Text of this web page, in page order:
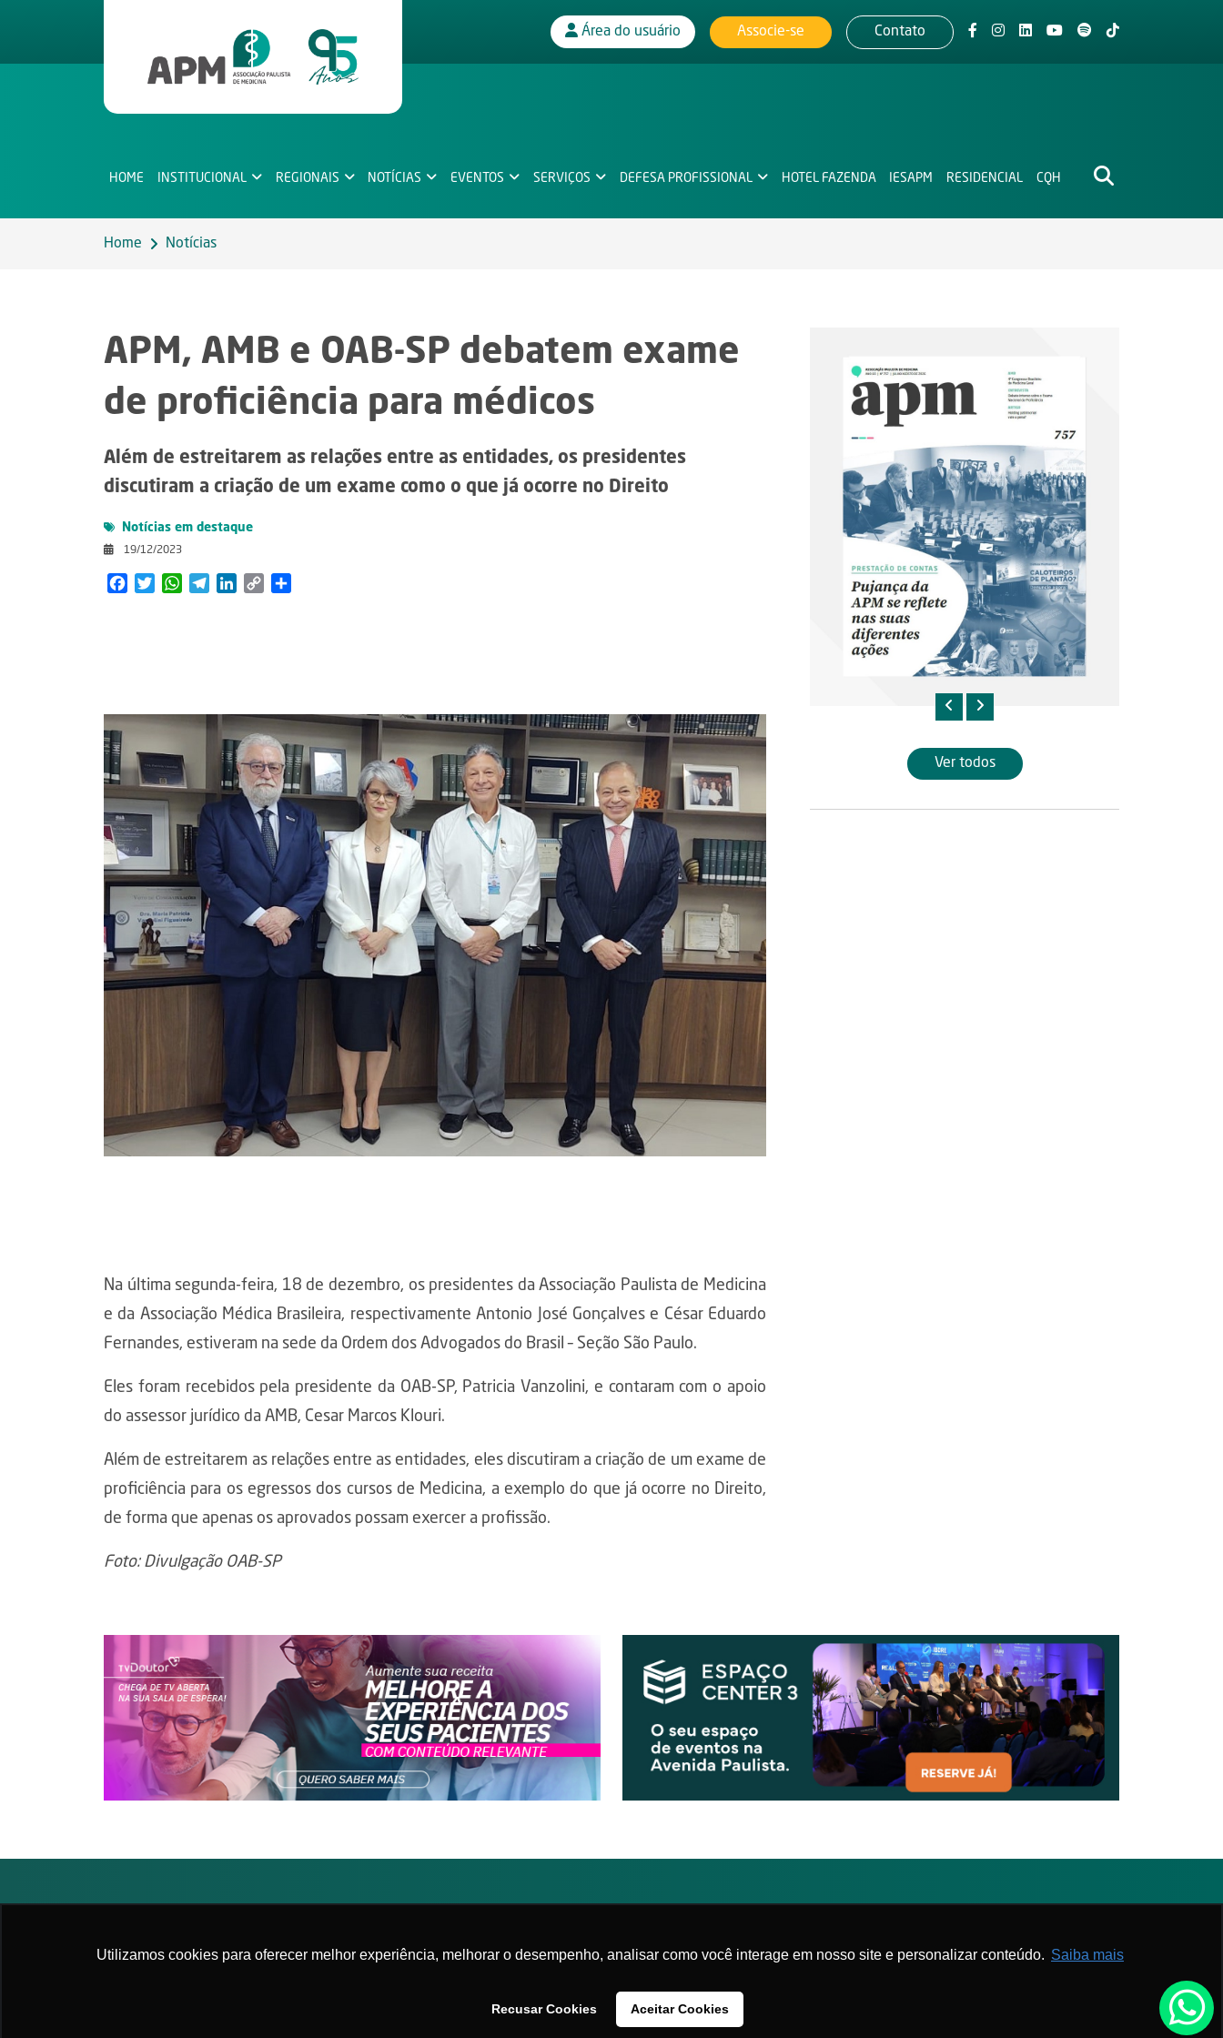
Utilizamos cookies para oferecer melhor experiência, melhorar o desempenho, analisar como você interage em nosso site e personalizar conteúdo. Saiba mais
Recusar Cookies Aceitar Cookies
Área do usuário Associe-se Contato
HOME INSTITUCIONAL REGIONAIS NOTÍCIAS EVENTOS SERVIÇOS DEFESA PROFISSIONAL HOTEL FAZENDA IESAPM RESIDENCIAL CQH
Home Notícias
APM, AMB e OAB-SP debatem exame
de proficiência para médicos
Além de estreitarem as relações entre as entidades, os presidentes
discutiram a criação de um exame como o que já ocorre no Direito
Notícias em destaque
19/12/2023
FacebookTwitterWhatsAppTelegramLinkedIn
Copy
Na última segunda-feira, 18 de dezembro, os presidentes da Associação Paulista de Medicina
e da Associação Médica Brasileira, respectivamente Antonio José Gonçalves e César Eduardo
Fernandes, estiveram na sede da Ordem dos Advogados do Brasil – Seção São Paulo.
Eles foram recebidos pela presidente da OAB-SP, Patricia Vanzolini, e contaram com o apoio
do assessor jurídico da AMB, Cesar Marcos Klouri.
Além de estreitarem as relações entre as entidades, eles discutiram a criação de um exame de
proficiência para os egressos dos cursos de Medicina, a exemplo do que já ocorre no Direito,
de forma que apenas os aprovados possam exercer a profissão.
Foto: Divulgação OAB-SP
Ver todos